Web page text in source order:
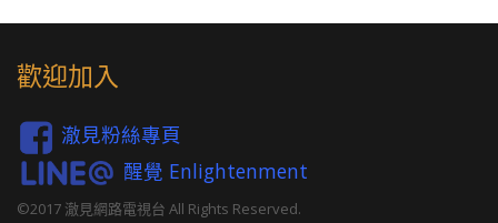
歡迎加入
澈見粉絲專頁
醒覺 Enlightenment
©2017 澈見網路電視台 All Rights Reserved.